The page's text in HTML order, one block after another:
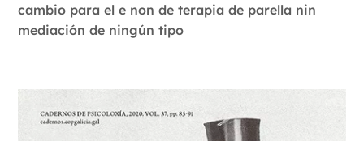
cambio para el e non de terapia de parella nin
mediación de ningún tipo